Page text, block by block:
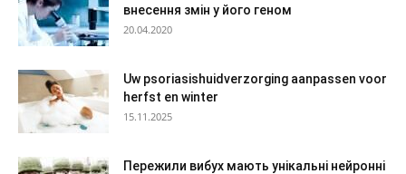
внесення змін у його геном
20.04.2020
Uw psoriasishuidverzorging aanpassen voor
herfst en winter
15.11.2025
Пережили вибух мають унікальні нейронні